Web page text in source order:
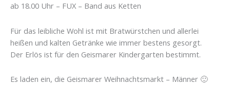
ab 18.00 Uhr – FUX – Band aus Ketten
Für das leibliche Wohl ist mit Bratwürstchen und allerlei
heißen und kalten Getränke wie immer bestens gesorgt.
Der Erlös ist für den Geismarer Kindergarten bestimmt.
Es laden ein, die Geismarer Weihnachtsmarkt – Männer 🙂